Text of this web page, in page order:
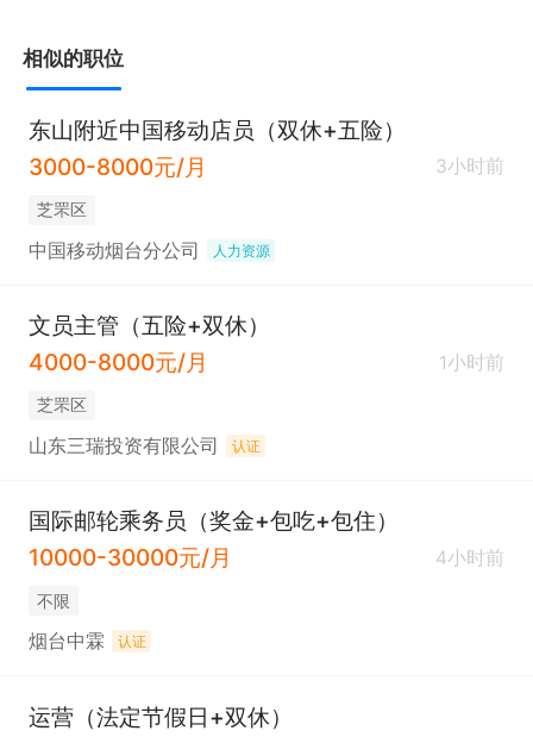
相似的职位
东山附近中国移动店员（双休+五险）
3000-8000元/月
3小时前
芝罘区
中国移动烟台分公司 人力资源
文员主管（五险+双休）
4000-8000元/月
1小时前
芝罘区
山东三瑞投资有限公司 认证
国际邮轮乘务员（奖金+包吃+包住）
10000-30000元/月
4小时前
不限
烟台中霖 认证
运营（法定节假日+双休）